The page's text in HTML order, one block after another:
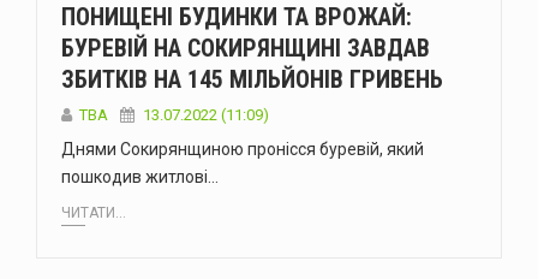
ПОНИЩЕНІ БУДИНКИ ТА ВРОЖАЙ:
БУРЕВІЙ НА СОКИРЯНЩИНІ ЗАВДАВ
ЗБИТКІВ НА 145 МІЛЬЙОНІВ ГРИВЕНЬ
TBA 13.07.2022 (11:09)
Днями Сокирянщиною пронісся буревій, який
пошкодив житлові…
ЧИТАТИ...